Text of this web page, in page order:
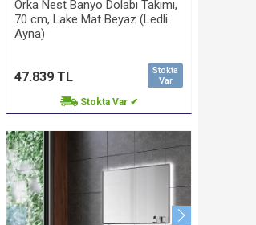
Orka Nest Banyo Dolabı Takımı,
70 cm, Lake Mat Beyaz (Ledli
Ayna)
Stokta
Var
47.839 TL
Stokta Var ✔